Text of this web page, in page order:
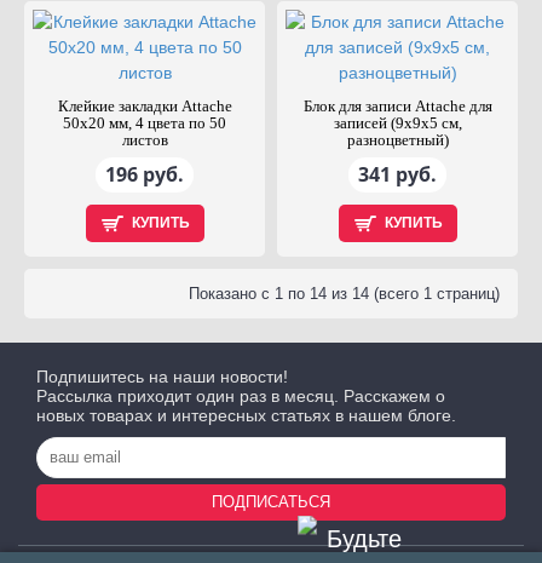
Клейкие закладки Attache
50х20 мм, 4 цвета по 50
листов
196 руб.
КУПИТЬ
Блок для записи Attache для
записей (9х9х5 см,
разноцветный)
341 руб.
КУПИТЬ
Показано с 1 по 14 из 14 (всего 1 страниц)
Подпишитесь на наши новости!
Рассылка приходит один раз в месяц. Расскажем о
новых товарах и интересных статьях в нашем блоге.
ПОДПИСАТЬСЯ